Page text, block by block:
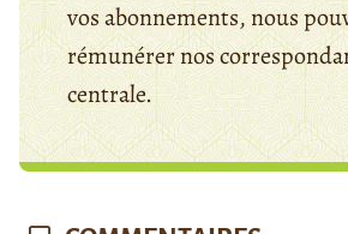
vos abonnements, nous
rémunérer nos
centrale.